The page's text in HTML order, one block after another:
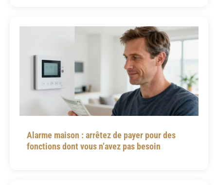
Alarme maison : arrêtez de payer pour des
fonctions dont vous n’avez pas besoin